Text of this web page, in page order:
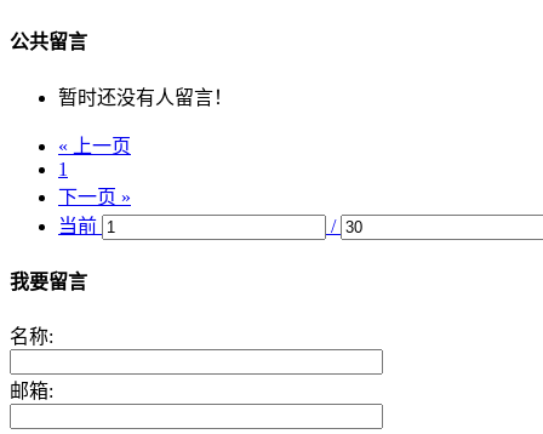
公共留言
暂时还没有人留言！
« 上一页
1
下一页 »
当前
/
我要留言
名称:
邮箱: